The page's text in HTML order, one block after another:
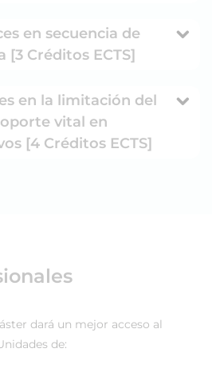
en secuencia de
Créditos ECTS]
en la limitación del
vital en
[4 Créditos ECTS]
dará un mejor acceso al
de: